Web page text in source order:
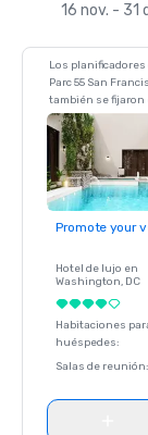
16 nov. - 31
Los
Parc 55 San
también se fijaron
Promote your
Hotel de lujo en
Washington, DC
Habitaciones
huéspedes:
Salas de reunión: